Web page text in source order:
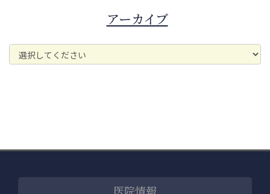
アーカイブ
医院情報